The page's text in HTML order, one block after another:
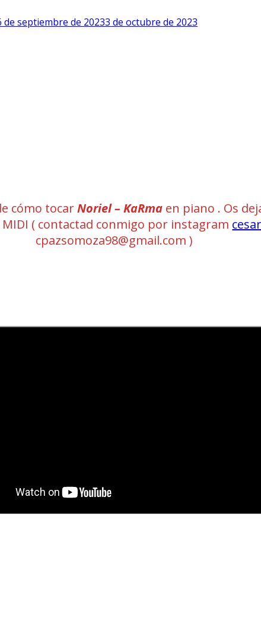
de septiembre de 20233 de octubre de 2023
cómo tocarNoriel – KaRma en piano . Os
( contactad conmigo por instagram
cpazsomoza98@gmail.com )